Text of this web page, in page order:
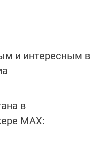
и интересным в
в
MАХ: